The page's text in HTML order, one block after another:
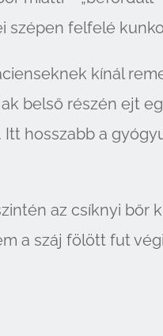
szépen felfelé
kínál
belső részén ejt
hosszabb a
az csíknyi
a száj fölött fut